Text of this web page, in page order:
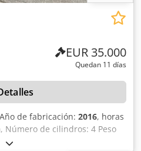
EUR 35.000
Quedan 11 días
de fabricación: 2016, horas
, Número de cilindros: 4 Peso
cm Sistema de cambio